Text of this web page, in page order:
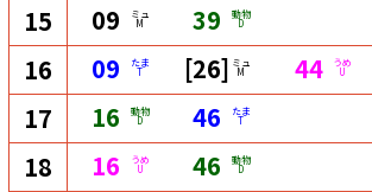
15 09 ミュ
M 39 動物
D
16 09 たま
T [26] ミュ
M 44 うめ
U
17 16 動物
D 46 たま
T
18 16 うめ
U 46 動物
D